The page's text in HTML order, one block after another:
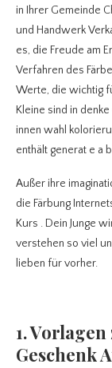
in Ihrer Gemeinde
und Handwerk
es, die Freude am
Verfahren des
Werte, die wichtig
Kleine sind in
innen wahl
enthält generat e a
Außer ihre
die Färbung
Kurs . Dein Junge
verstehen so viel
lieben für vorher.
1.
Geschenk